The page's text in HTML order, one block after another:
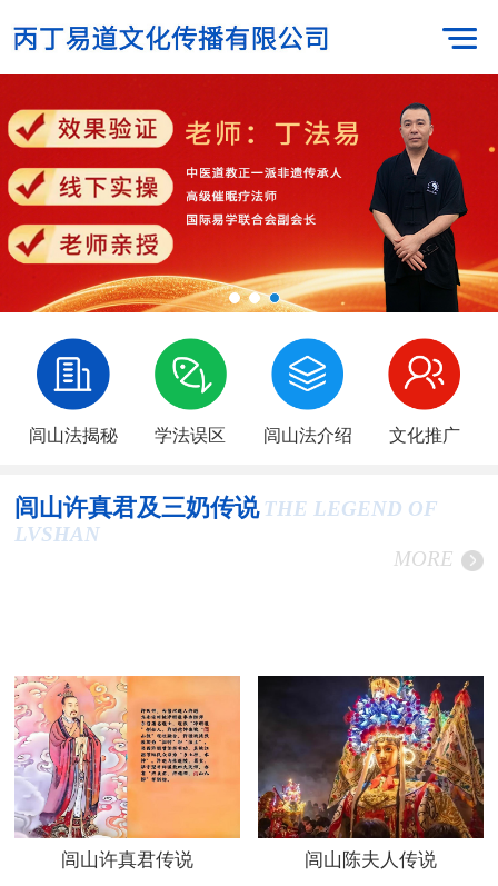
闾山法揭秘 学法误区 闾山法介绍 文化推广
闾山许真君及三奶传说 THE LEGEND OF
LVSHAN
MORE
闾山许真君传说 闾山陈夫人传说